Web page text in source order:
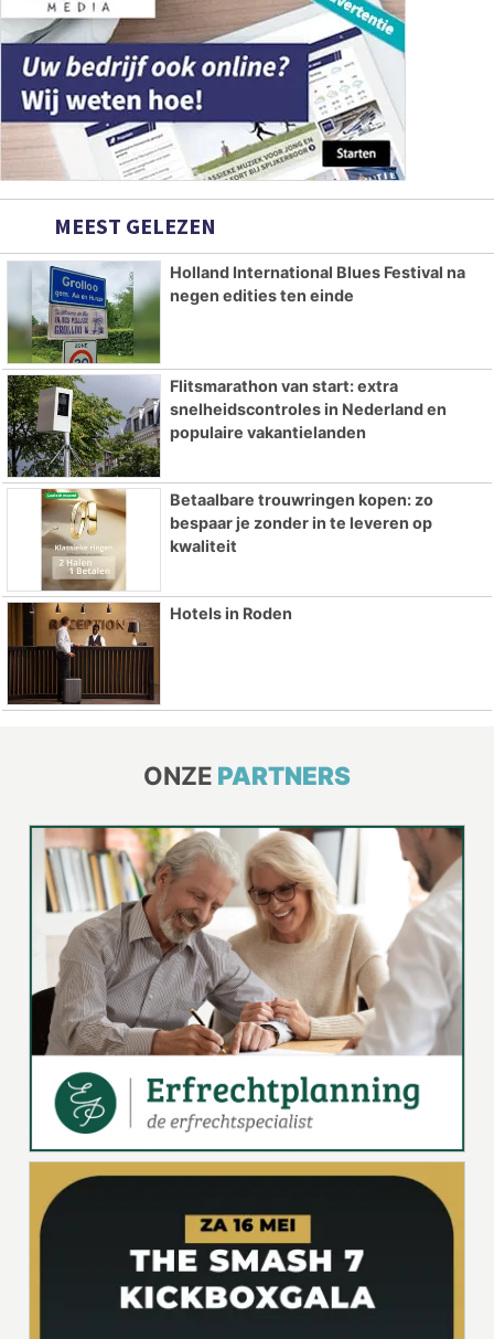
MEEST GELEZEN
Holland International Blues Festival na
negen edities ten einde
Flitsmarathon van start: extra
snelheidscontroles in Nederland en
populaire vakantielanden
Betaalbare trouwringen kopen: zo
bespaar je zonder in te leveren op
kwaliteit
Hotels in Roden
ONZE PARTNERS